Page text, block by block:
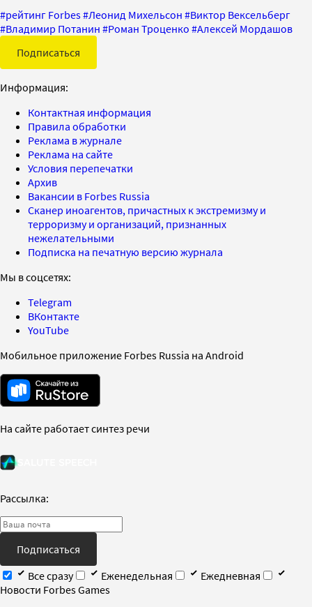
#рейтинг Forbes#Леонид Михельсон #Виктор Вексельберг
#Владимир Потанин #Роман Троценко #Алексей Мордашов
Подписаться
Информация:
Контактная информация
Правила обработки
Реклама в журнале
Реклама на сайте
Условия перепечатки
Архив
Вакансии в Forbes Russia
Сканер иноагентов, причастных к экстремизму и
терроризму и организаций, признанных
нежелательными
Подписка на печатную версию журнала
Мы в соцсетях:
Telegram
ВКонтакте
YouTube
Мобильное приложение Forbes Russia на Android
На сайте работает синтез речи
Рассылка:
Подписаться
Все сразу
Еженедельная
Ежедневная
Новости Forbes Games